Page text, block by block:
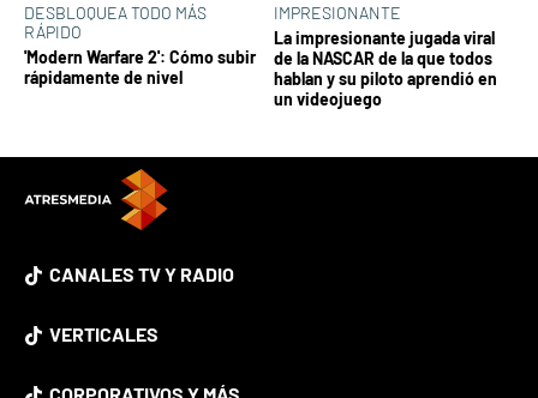
DESBLOQUEA TODO MÁS
RÁPIDO
'Modern Warfare 2': Cómo subir
rápidamente de nivel
IMPRESIONANTE
La impresionante jugada viral
de la NASCAR de la que todos
hablan y su piloto aprendió en
un videojuego
CANALES TV Y RADIO
VERTICALES
CORPORATIVOS Y MÁS